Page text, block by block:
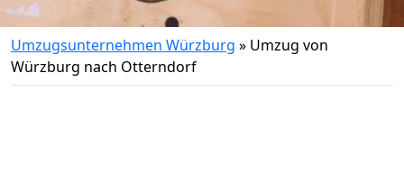
Umzugsunternehmen Würzburg » Umzug von
Würzburg nach Otterndorf